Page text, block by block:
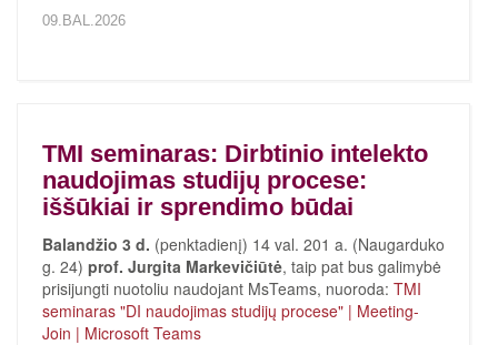
09.BAL.2026
TMI seminaras: Dirbtinio intelekto
naudojimas studijų procese:
iššūkiai ir sprendimo būdai
Balandžio 3 d. (penktadienį) 14 val. 201 a. (Naugarduko
g. 24) prof. Jurgita Markevičiūtė, taip pat bus galimybė
prisijungti nuotoliu naudojant MsTeams, nuoroda: TMI
seminaras "DI naudojimas studijų procese" | Meeting-
Join | Microsoft Teams